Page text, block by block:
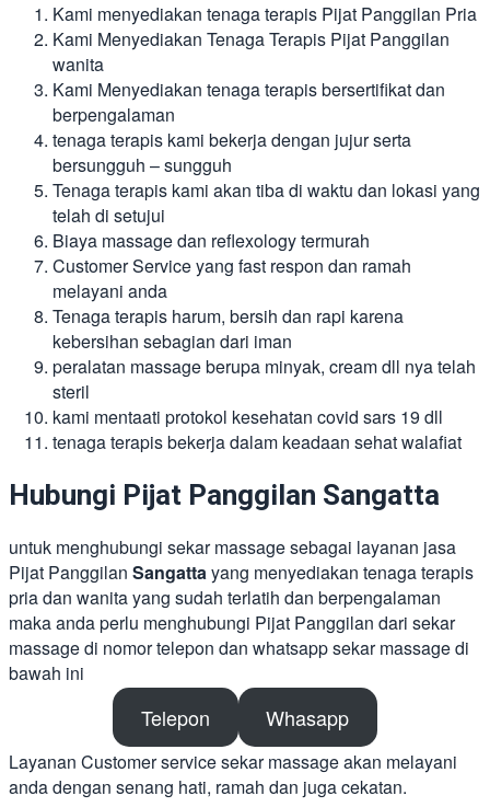
Kami menyediakan tenaga terapis Pijat Panggilan Pria
Kami Menyediakan Tenaga Terapis Pijat Panggilan
wanita
Kami Menyediakan tenaga terapis bersertifikat dan
berpengalaman
tenaga terapis kami bekerja dengan jujur serta
bersungguh – sungguh
Tenaga terapis kami akan tiba di waktu dan lokasi yang
telah di setujui
Biaya massage dan reflexology termurah
Customer Service yang fast respon dan ramah
melayani anda
Tenaga terapis harum, bersih dan rapi karena
kebersihan sebagian dari iman
peralatan massage berupa minyak, cream dll nya telah
steril
kami mentaati protokol kesehatan covid sars 19 dll
tenaga terapis bekerja dalam keadaan sehat walafiat
Hubungi Pijat Panggilan Sangatta
untuk menghubungi sekar massage sebagai layanan jasa
Pijat Panggilan Sangattayang menyediakan tenaga terapis
pria dan wanita yang sudah terlatih dan berpengalaman
maka anda perlu menghubungi Pijat Panggilan dari sekar
massage di nomor telepon dan whatsapp sekar massage di
bawah ini
Telepon Whasapp
Layanan Customer service sekar massage akan melayani
anda dengan senang hati, ramah dan juga cekatan.